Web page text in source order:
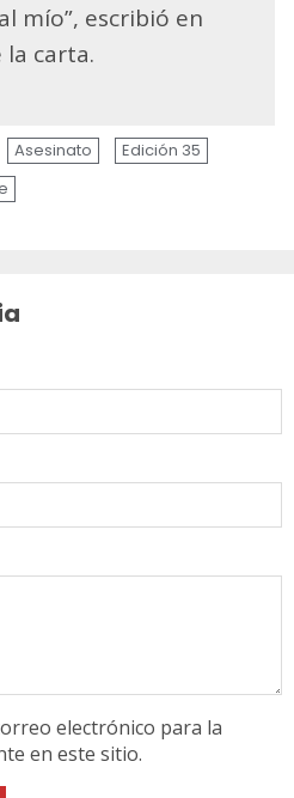
mío”, escribió en
la carta.
Asesinato
Edición 35
electrónico para la
en este sitio.